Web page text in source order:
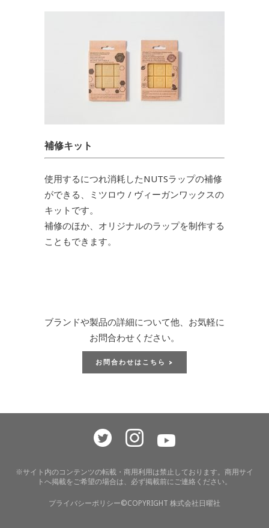
補修キット
使用するにつれ消耗したNUTSラップの補修
ができる、ミツロウ / ヴィーガンワックスの
キットです。
補修のほか、オリジナルのラップを制作する
こともできます。
ブランドや製品の詳細について他、お気軽に
お問合わせください。
お問合わせはこちら >
※サイト内のコンテンツの転載・商用利用は禁止しております。商用サイ
トへ掲載をご希望の場合は、必ず掲載前にご連絡ください。
プライバシーポリシー©COPYRIGHT 株式会社日曜社